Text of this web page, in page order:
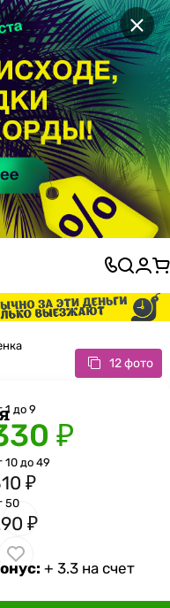
×
12 фото
1 до 9
₽
10 до 49
₽
50
₽
+ 3.3 на счет